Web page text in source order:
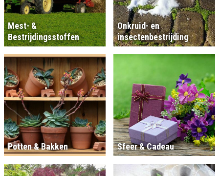
Mest- &
Bestrijdingsstoffen
Onkruid- en
insectenbestrijding
Potten & Bakken Sfeer & Cadeau